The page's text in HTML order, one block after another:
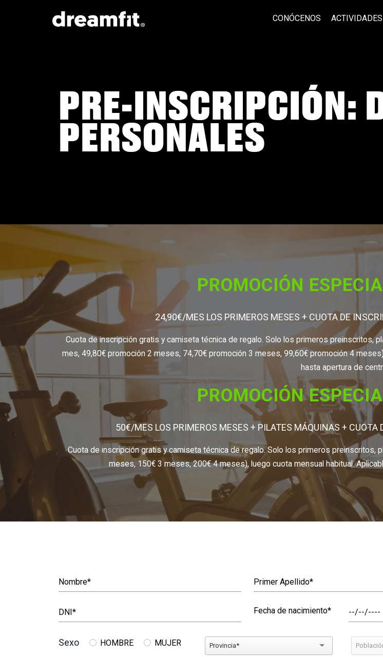
CONÓCENOS ACTIVIDADES
PRE-INSCRIPCIÓN:
PERSONALES
PROMOCIÓN
24,90€/MES LOS PRIMEROS MESES + CUOTA DE
Cuota de inscripción gratis y camiseta técnica de regalo. Solo los primeros preinscritos,
mes, 49,80€ promoción 2 meses, 74,70€ promoción 3 meses, 99,60€ promoción 4
hasta apertura de
PROMOCIÓN
50€/MES LOS PRIMEROS MESES + PILATES MÁQUINAS +
Cuota de inscripción gratis y camiseta técnica de regalo. Solo los primeros
meses, 150€ 3 meses, 200€ 4 meses), luego cuota mensual habitual.
Fecha de nacimiento*
Sexo HOMBRE MUJER Provincia*